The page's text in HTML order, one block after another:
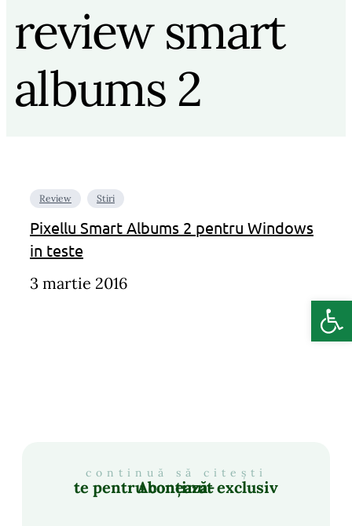
review smart
albums 2
Review Stiri
Pixellu Smart Albums 2 pentru Windows
in teste
3 martie 2016
continuă să citești
Abonează-te pentru conținut exclusiv